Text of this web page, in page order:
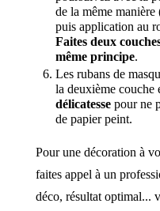
de la même manière
puis application au
Faites deux
même principe.
Les rubans de
la deuxième couche
délicatessepour ne
de papier peint.
Pour une décoration à
faites appel à un
déco, résultat optimal...